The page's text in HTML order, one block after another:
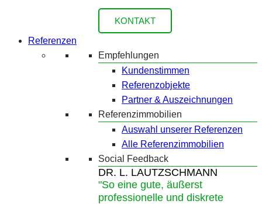
KONTAKT
Referenzen
Empfehlungen
Kundenstimmen
Referenzobjekte
Partner & Auszeichnungen
Referenzimmobilien
Auswahl unserer Referenzen
Alle Referenzimmobilien
Social Feedback
DR. L. LAUTZSCHMANN
"So eine gute, äußerst
professionelle und diskrete